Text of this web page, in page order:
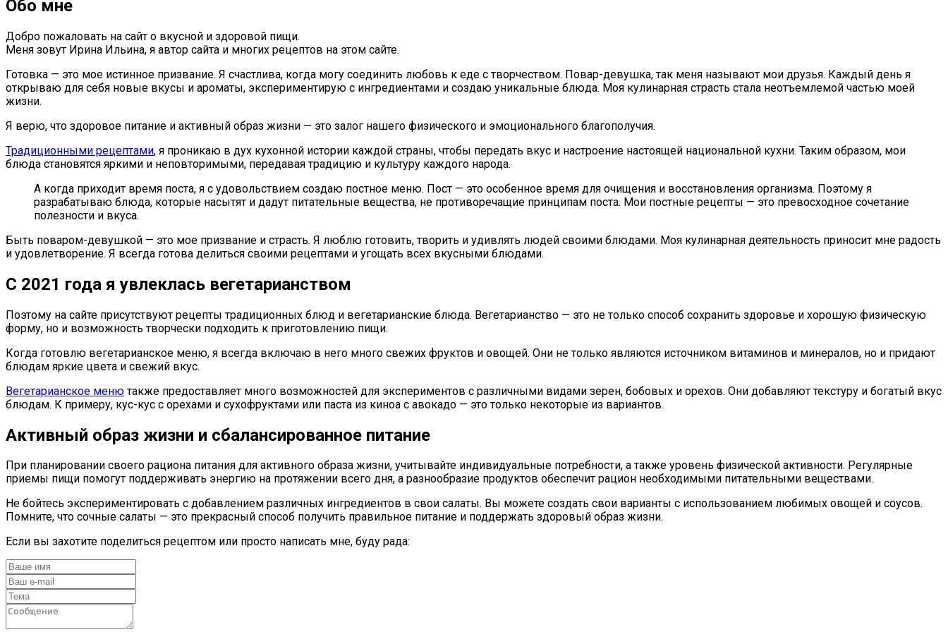
Обо мне
Добро пожаловать на сайт о вкусной и здоровой пищи.
Меня зовут Ирина Ильина, я автор сайта и многих рецептов на этом сайте.
Готовка — это мое истинное призвание. Я счастлива, когда могу соединить любовь к еде с творчеством. Повар-девушка, так меня называют мои друзья. Каждый день я
открываю для себя новые вкусы и ароматы, экспериментирую с ингредиентами и создаю уникальные блюда. Моя кулинарная страсть стала неотъемлемой частью моей
жизни.
Я верю, что здоровое питание и активный образ жизни — это залог нашего физического и эмоционального благополучия.
Традиционными рецептами, я проникаю в дух кухонной истории каждой страны, чтобы передать вкус и настроение настоящей национальной кухни. Таким образом, мои
блюда становятся яркими и неповторимыми, передавая традицию и культуру каждого народа.
А когда приходит время поста, я с удовольствием создаю постное меню. Пост — это особенное время для очищения и восстановления организма. Поэтому я
разрабатываю блюда, которые насытят и дадут питательные вещества, не противоречащие принципам поста. Мои постные рецепты — это превосходное сочетание
полезности и вкуса.
Быть поваром-девушкой — это мое призвание и страсть. Я люблю готовить, творить и удивлять людей своими блюдами. Моя кулинарная деятельность приносит мне радость
и удовлетворение. Я всегда готова делиться своими рецептами и угощать всех вкусными блюдами.
С 2021 года я увлеклась вегетарианством
Поэтому на сайте присутствуют рецепты традиционных блюд и вегетарианские блюда. Вегетарианство — это не только способ сохранить здоровье и хорошую физическую
форму, но и возможность творчески подходить к приготовлению пищи.
Когда готовлю вегетарианское меню, я всегда включаю в него много свежих фруктов и овощей. Они не только являются источником витаминов и минералов, но и придают
блюдам яркие цвета и свежий вкус.
Вегетарианское менютакже предоставляет много возможностей для экспериментов с различными видами зерен, бобовых и орехов. Они добавляют текстуру и богатый вкус
блюдам. К примеру, кус-кус с орехами и сухофруктами или паста из киноа с авокадо — это только некоторые из вариантов.
Активный образ жизни и сбалансированное питание
При планировании своего рациона питания для активного образа жизни, учитывайте индивидуальные потребности, а также уровень физической активности. Регулярные
приемы пищи помогут поддерживать энергию на протяжении всего дня, а разнообразие продуктов обеспечит рацион необходимыми питательными веществами.
Не бойтесь экспериментировать с добавлением различных ингредиентов в свои салаты. Вы можете создать свои варианты с использованием любимых овощей и соусов.
Помните, что сочные салаты — это прекрасный способ получить правильное питание и поддержать здоровый образ жизни.
Если вы захотите поделиться рецептом или просто написать мне, буду рада: